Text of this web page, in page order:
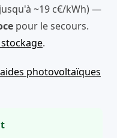
~19 c€/kWh) —
pour le secours.
.
photovoltaïques